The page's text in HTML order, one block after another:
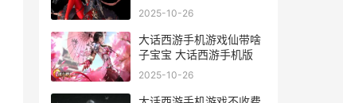
2025-10-26
大话西游手机游戏仙带啥
子宝宝 大话西游手机版
2025-10-26